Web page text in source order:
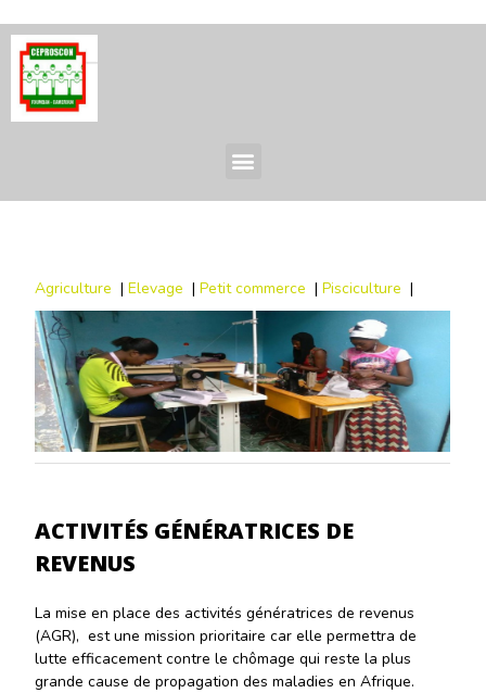
Agriculture |Elevage |Petit commerce |Pisciculture |
ACTIVITÉS GÉNÉRATRICES DE
REVENUS
La mise en place des activités génératrices de revenus
(AGR), est une mission prioritaire car elle permettra de
lutte efficacement contre le chômage qui reste la plus
grande cause de propagation des maladies en Afrique.